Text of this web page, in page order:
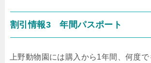
割引情報3 年間パスポート
上野動物園には購入から1年間、何度